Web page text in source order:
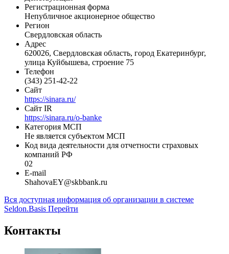
Наименование организации
Акционерное общество Банк Синара
Статус организации
Действующая
Регистрационная форма
Непубличное акционерное общество
Регион
Свердловская область
Адрес
620026, Свердловская область, город Екатеринбург,
улица Куйбышева, строение 75
Телефон
(343) 251-42-22
Сайт
https://sinara.ru/
Сайт IR
https://sinara.ru/o-banke
Категория МСП
Не является субъектом МСП
Код вида деятельности для отчетности страховых
компаний РФ
02
E-mail
Вся доступная информация об организации в системе